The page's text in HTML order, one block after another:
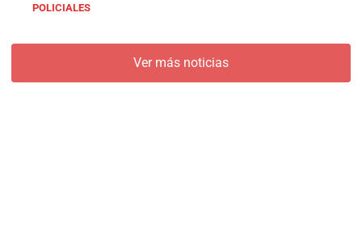
POLICIALES
Ver más noticias